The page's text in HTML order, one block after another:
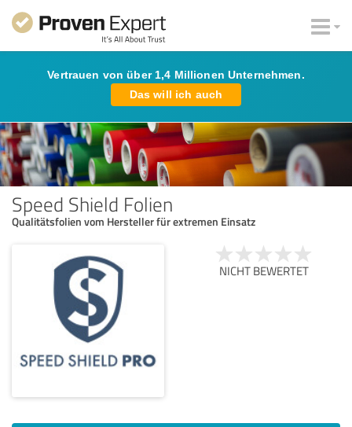
Vertrauen von über 1,4 Millionen Unternehmen.
Das will ich auch
Speed Shield Folien
Qualitätsfolien vom Hersteller für extremen Einsatz
NICHT BEWERTET